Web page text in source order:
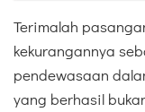
Terimalah
kekurangannya
pendewasaan
yang berhasil